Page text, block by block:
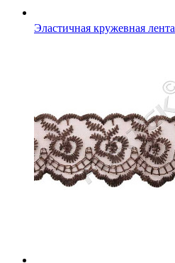
Эластичная кружевная лента